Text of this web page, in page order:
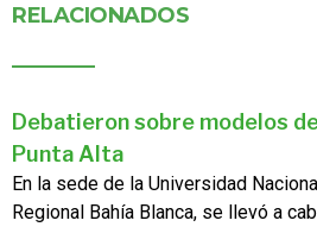
RELACIONADOS
Debatieron sobre modelos
Punta Alta
En la sede de la Universidad
Regional Bahía Blanca, se llevó a